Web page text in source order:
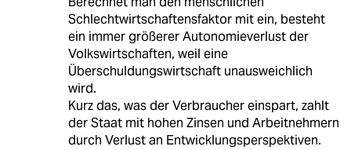
Schlechtwirtschaftensfaktor mit ein, besteht
ein immer größerer Autonomieverlust der
Volkswirtschaften, weil eine
Überschuldungswirtschaft unausweichlich
wird.
Kurz das, was der Verbraucher einspart, zahlt
der Staat mit hohen Zinsen und Arbeitnehmern
durch Verlust an Entwicklungsperspektiven.